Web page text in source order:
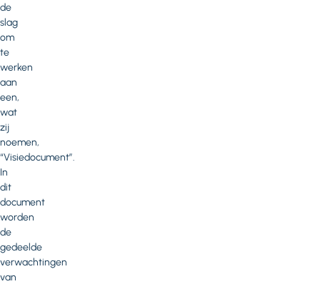
de
slag
om
te
werken
aan
een,
wat
zij
noemen,
“Visiedocument”.
In
dit
document
worden
de
gedeelde
verwachtingen
van